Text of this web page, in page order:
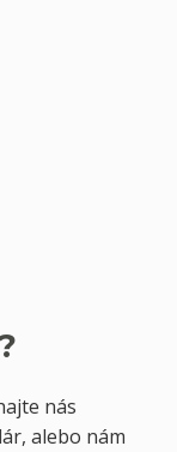
nás
alebo nám